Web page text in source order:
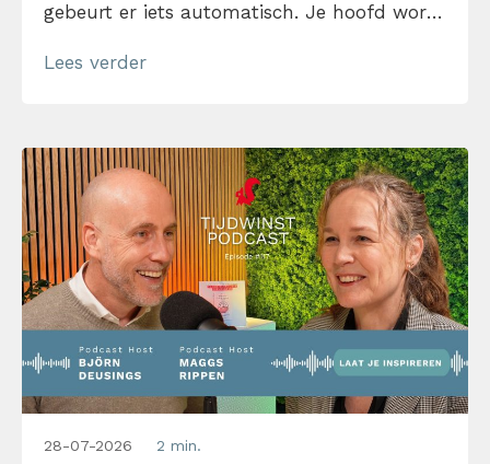
gebeurt er iets automatisch. Je hoofd wordt
misschien haak jij wel af? Waarom reageer
Lees verder
28-07-2026 2 min.